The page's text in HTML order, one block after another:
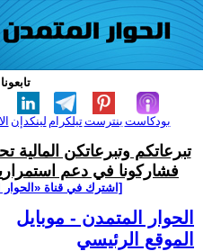
لينكدإن تيلكرامبنترست بودكاست
تبرعاتكم وتبرعاتكن المالية
فشاركونا في دعم
[اشترك في قناة ‫«الحوار
الحوار المتمدن - موبايل
الموقع الرئيسي